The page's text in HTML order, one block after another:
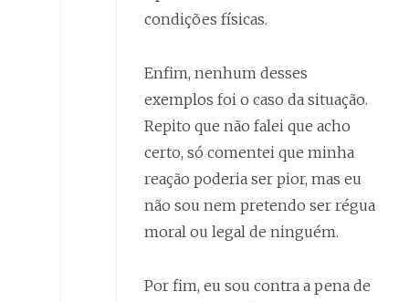
condições físicas.
Enfim, nenhum desses
exemplos foi o caso da situação.
Repito que não falei que acho
certo, só comentei que minha
reação poderia ser pior, mas eu
não sou nem pretendo ser régua
moral ou legal de ninguém.
Por fim, eu sou contra a pena de